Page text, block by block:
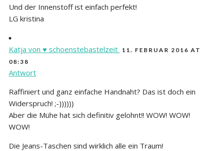
Und der Innenstoff ist einfach perfekt!
LG kristina
Katja von ♥ schoenstebastelzeit 11. FEBRUAR 2016 AT
08:38
Antwort
Raffiniert und ganz einfache Handnaht? Das ist doch ein
Widerspruch! ;-))))))
Aber die Mühe hat sich definitiv gelohnt!! WOW! WOW!
WOW!
Die Jeans-Taschen sind wirklich alle ein Traum!